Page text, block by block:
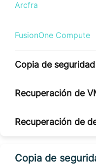
Arcfra
FusionOne Compute
Copia de
Recuperación de
Recuperación de
Copia de